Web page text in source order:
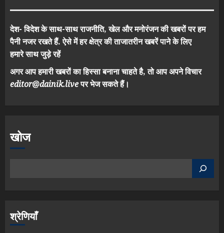
देश- विदेश के साथ-साथ राजनीति, खेल और मनोरंजन की खबरों पर हम
पैनी नजर रखते हैं. ऐसे में हर क्षेत्र की ताजातरीन खबरें पाने के लिए
हमारे साथ जुड़े रहें
अगर आप हमारी खबरों का हिस्सा बनाना चाहते है, तो आप अपने विचार
editor@dainik.liveपर भेज सकते हैं।
खोज
श्रेणियाँ